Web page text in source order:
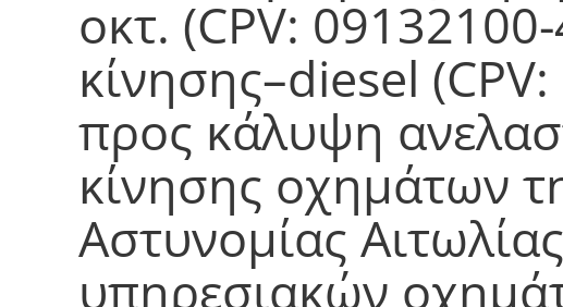
οκτ. (CPV:
κίνησης–diesel
προς κάλυψη
κίνησης οχημάτων
Αστυνομίας
υπηρεσιακών